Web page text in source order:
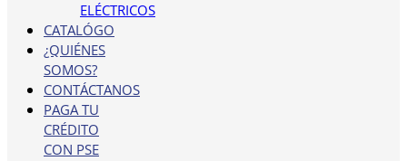
ELÉCTRICOS
CATALÓGO
¿QUIÉNES
SOMOS?
CONTÁCTANOS
PAGA TU
CRÉDITO
CON PSE